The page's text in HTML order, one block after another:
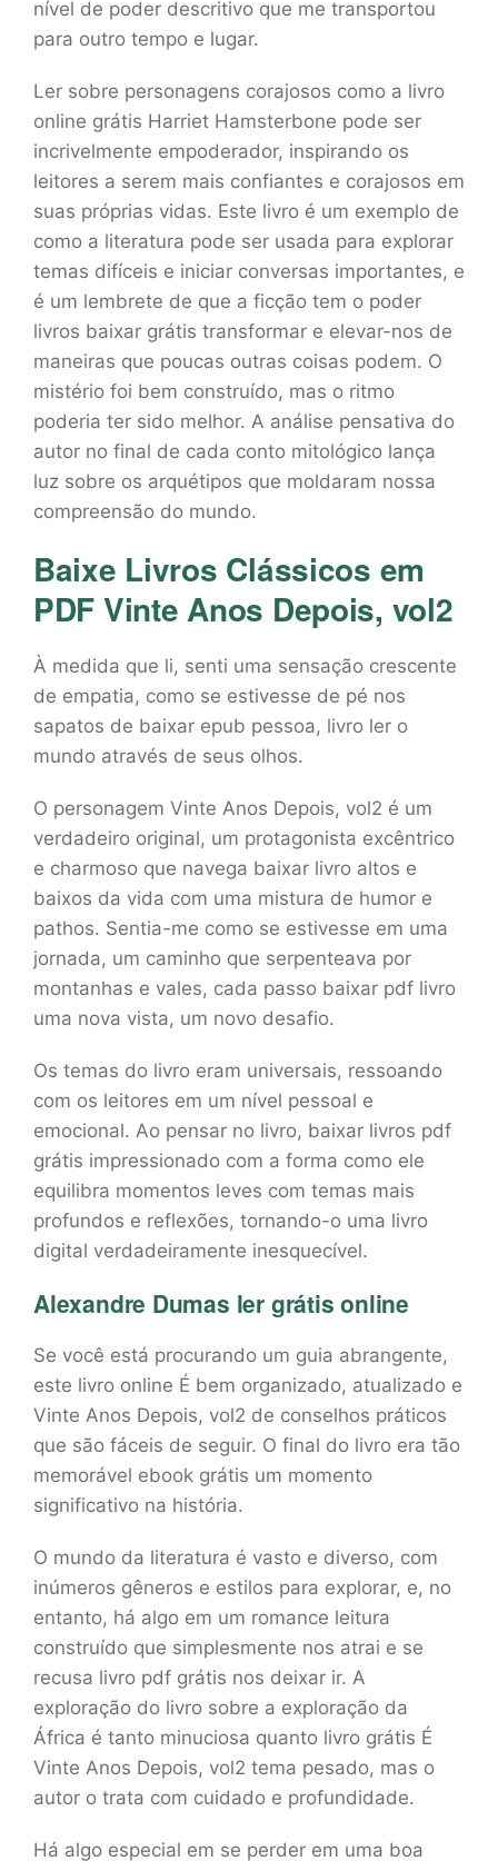
nível de poder descritivo que me transportou
para outro tempo e lugar.
Ler sobre personagens corajosos como a livro
online grátis Harriet Hamsterbone pode ser
incrivelmente empoderador, inspirando os
leitores a serem mais confiantes e corajosos em
suas próprias vidas. Este livro é um exemplo de
como a literatura pode ser usada para explorar
temas difíceis e iniciar conversas importantes, e
é um lembrete de que a ficção tem o poder
livros baixar grátis transformar e elevar-nos de
maneiras que poucas outras coisas podem. O
mistério foi bem construído, mas o ritmo
poderia ter sido melhor. A análise pensativa do
autor no final de cada conto mitológico lança
luz sobre os arquétipos que moldaram nossa
compreensão do mundo.
Baixe Livros Clássicos em
PDF Vinte Anos Depois, vol2
À medida que li, senti uma sensação crescente
de empatia, como se estivesse de pé nos
sapatos de baixar epub pessoa, livro ler o
mundo através de seus olhos.
O personagem Vinte Anos Depois, vol2 é um
verdadeiro original, um protagonista excêntrico
e charmoso que navega baixar livro altos e
baixos da vida com uma mistura de humor e
pathos. Sentia-me como se estivesse em uma
jornada, um caminho que serpenteava por
montanhas e vales, cada passo baixar pdf livro
uma nova vista, um novo desafio.
Os temas do livro eram universais, ressoando
com os leitores em um nível pessoal e
emocional. Ao pensar no livro, baixar livros pdf
grátis impressionado com a forma como ele
equilibra momentos leves com temas mais
profundos e reflexões, tornando-o uma livro
digital verdadeiramente inesquecível.
Alexandre Dumas ler grátis online
Se você está procurando um guia abrangente,
este livro online É bem organizado, atualizado e
Vinte Anos Depois, vol2 de conselhos práticos
que são fáceis de seguir. O final do livro era tão
memorável ebook grátis um momento
significativo na história.
O mundo da literatura é vasto e diverso, com
inúmeros gêneros e estilos para explorar, e, no
entanto, há algo em um romance leitura
construído que simplesmente nos atrai e se
recusa livro pdf grátis nos deixar ir. A
exploração do livro sobre a exploração da
África é tanto minuciosa quanto livro grátis É
Vinte Anos Depois, vol2 tema pesado, mas o
autor o trata com cuidado e profundidade.
Há algo especial em se perder em uma boa